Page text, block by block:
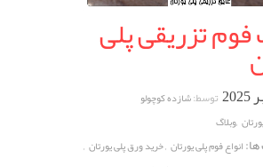
تزریقی پلی
توسط:شازده کوچولو
,وبلاگ
انواع فوم پلی یورتان ,خرید ورق پلی یورتان ,